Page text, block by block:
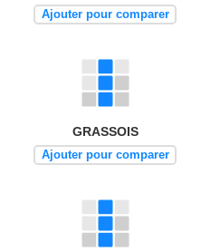
Ajouter pour comparer
GRASSOIS
Ajouter pour comparer